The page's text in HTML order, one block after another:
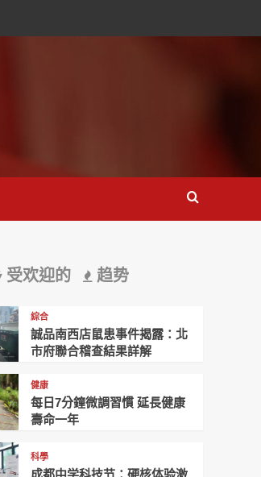
受欢迎的 趋势
綜合
誠品南西店鼠患事件揭露：北
市府聯合稽查結果詳解
健康
每日7分鐘微調習慣 延長健康
壽命一年
科學